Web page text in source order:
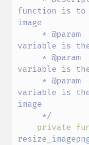
function is to
image
variable is
variable is
variable is
image